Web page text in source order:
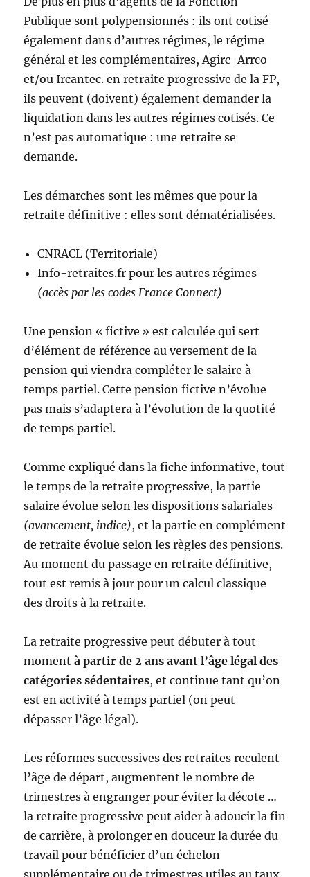
Publique sont polypensionnés : ils ont cotisé
également dans d’autres régimes, le régime
général et les complémentaires, Agirc-Arrco
et/ou Ircantec. en retraite progressive de laFP,
ils peuvent (doivent) également demander la
liquidation dans les autres régimes cotisés. Ce
n’est pas automatique : une retraite se
demande.
Les démarches sont les mêmes que pour la
retraite définitive : elles sont dématérialisées.
CNRACL (Territoriale)
Info-retraites.fr pour les autres régimes
(accès par les codes France Connect)
Une pension « fictive » est calculée qui sert
d’élément de référence au versement de la
pension qui viendra compléter le salaire à
temps partiel. Cette pension fictive n’évolue
pas mais s’adaptera à l’évolution de la quotité
de temps partiel.
Comme expliqué dans la fiche informative, tout
le temps de la retraite progressive, la partie
salaire évolue selon les dispositions salariales
(avancement, indice), et la partie en complément
de retraite évolue selon les règles des pensions.
Au moment du passage en retraite définitive,
tout est remis à jour pour un calcul classique
des droits à la retraite.
La retraite progressive peut débuter à tout
momentà partir de 2 ans avant l’âge légal des
catégories sédentaires, et continue tant qu’on
est en activité à temps partiel (on peut
dépasser l’âge légal).
Les réformes successives des retraites reculent
l’âge de départ, augmentent le nombre de
trimestres à engranger pour éviter la décote …
la retraite progressive peut aider à adoucir la fin
de carrière, à prolonger en douceur la durée du
travail pour bénéficier d’un échelon